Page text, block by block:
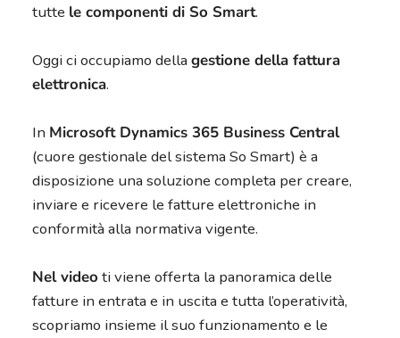
tutte le componenti di So Smart.
Oggi ci occupiamo della gestione della fattura
elettronica.
In Microsoft Dynamics 365 Business Central
(cuore gestionale del sistema So Smart) è a
disposizione una soluzione completa per creare,
inviare e ricevere le fatture elettroniche in
conformità alla normativa vigente.
Nel video ti viene offerta la panoramica delle
fatture in entrata e in uscita e tutta l’operatività,
scopriamo insieme il suo funzionamento e le